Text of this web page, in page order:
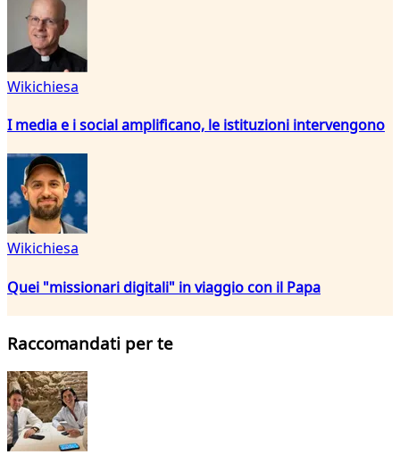
Wikichiesa
I media e i social amplificano, le istituzioni intervengono
Wikichiesa
Quei "missionari digitali" in viaggio con il Papa
Raccomandati per te